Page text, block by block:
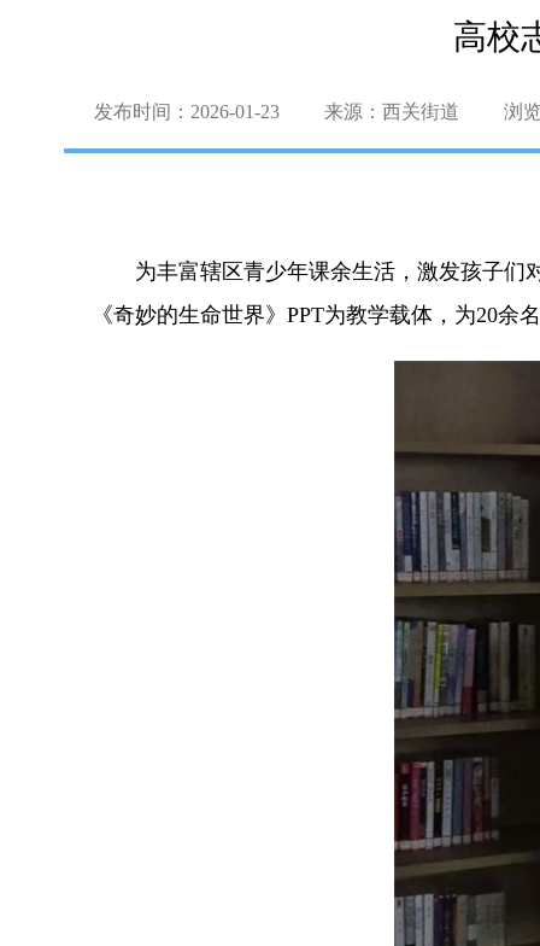
高校
发布时间：2026-01-23 来源：西关街道 浏
为丰富辖区青少年课余生活，激发孩子们
《奇妙的生命世界》PPT为教学载体，为20